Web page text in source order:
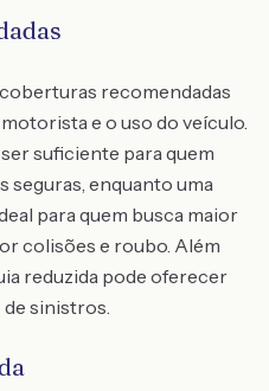
coberturas recomendadas
e o uso do veículo.
suficiente para quem
seguras, enquanto uma
para quem busca maior
colisões e roubo. Além
reduzida pode oferecer
sinistros.